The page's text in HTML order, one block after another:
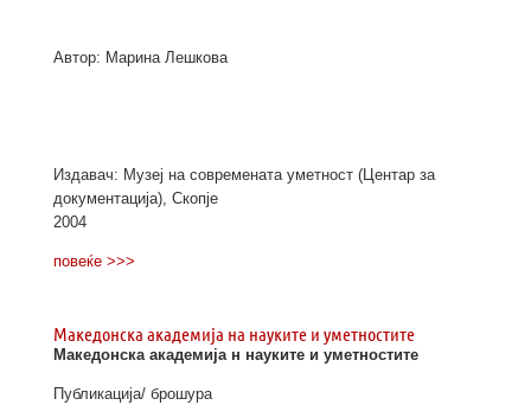
Автор: Марина Лешкова
Издавач: Музеј на современата уметност (Центар за
документација), Скопје
2004
повеќе >>>
Македонска академија на науките и уметностите
Македонска академија н науките и уметностите
Публикација/ брошура